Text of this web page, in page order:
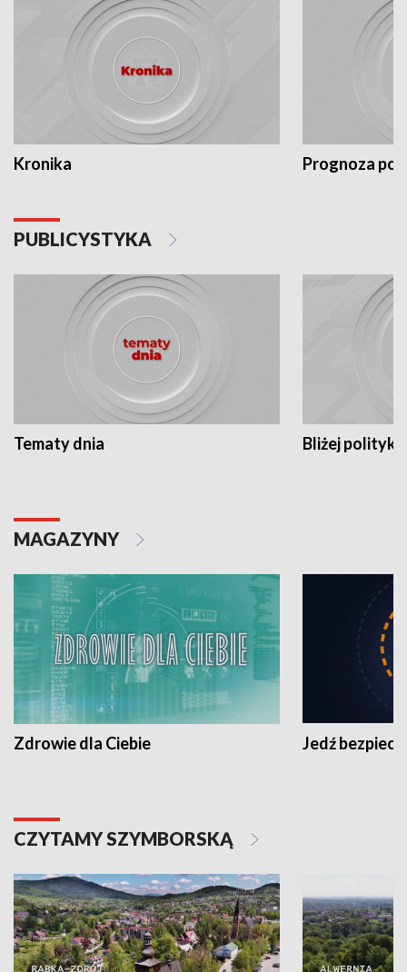
Kronika Prognoza
PUBLICYSTYKA
Tematy dnia Bliżej polityki
MAGAZYNY
Zdrowie dla Ciebie Jedź
CZYTAMY SZYMBORSKĄ